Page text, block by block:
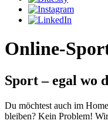
Online-
Sport – egal wo
Du möchtest auch im
bleiben? Kein Problem!